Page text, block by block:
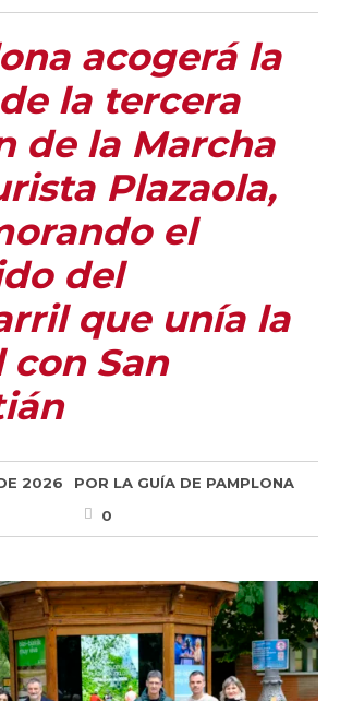
acogerá la
la tercera
de la Marcha
Plazaola,
el
del
que unía la
con San
2026 POR LA GUÍA DE PAMPLONA
0